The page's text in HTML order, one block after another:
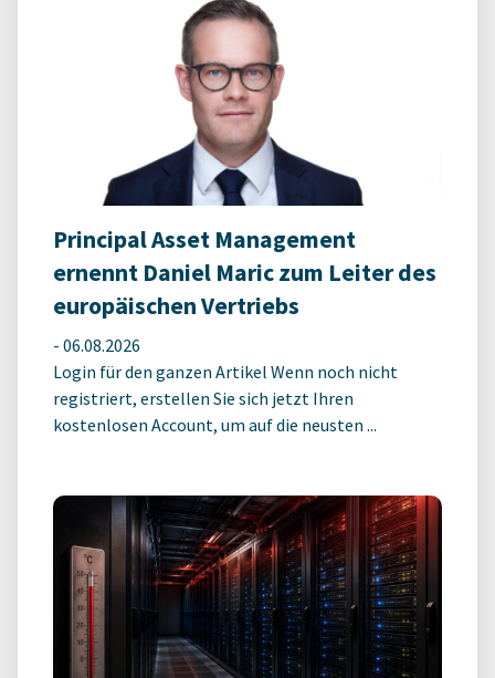
Principal Asset Management
ernennt Daniel Maric zum Leiter des
europäischen Vertriebs
- 06.08.2026
Login für den ganzen Artikel Wenn noch nicht
registriert, erstellen Sie sich jetzt Ihren
kostenlosen Account, um auf die neusten ...